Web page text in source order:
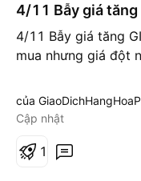
4/11 Bẫy giá tăng
4/11 Bẫy giá tăng
mua nhưng giá đột
á
x
u
ố
n
của
Cập nhật
1